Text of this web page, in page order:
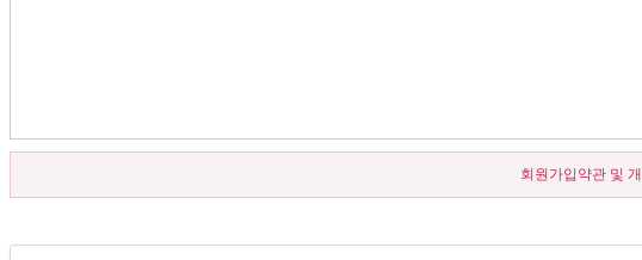
회원가입약관 및